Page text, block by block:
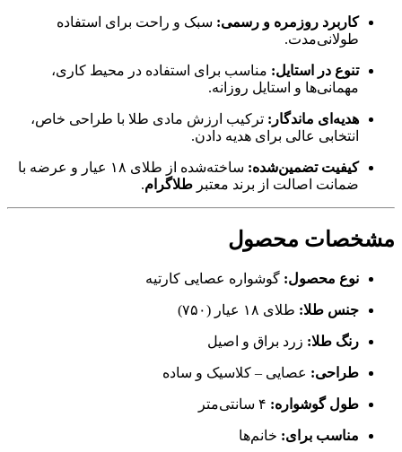
کاربرد روزمره و رسمی: سبک و راحت برای استفاده
طولانی‌مدت.
تنوع در استایل: مناسب برای استفاده در محیط کاری،
مهمانی‌ها و استایل روزانه.
هدیه‌ای ماندگار: ترکیب ارزش مادی طلا با طراحی خاص،
انتخابی عالی برای هدیه دادن.
کیفیت تضمین‌شده:
ساخته‌شده از طلای ۱۸ عیار و عرضه با
ضمانت اصالت از برند معتبر طلاگرام.
مشخصات محصول
نوع محصول: گوشواره عصایی کارتیه
جنس طلا: طلای ۱۸ عیار (۷۵۰)
رنگ طلا: زرد براق و اصیل
طراحی: عصایی – کلاسیک و ساده
طول گوشواره:
مناسب برای: خانم‌ها